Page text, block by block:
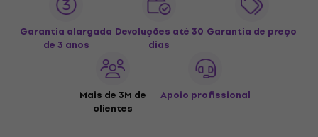
Garantia alargada
de 3 anos
Devoluções até 30
dias
Garantia de preço
Mais de 3M de
clientes
Apoio profissional